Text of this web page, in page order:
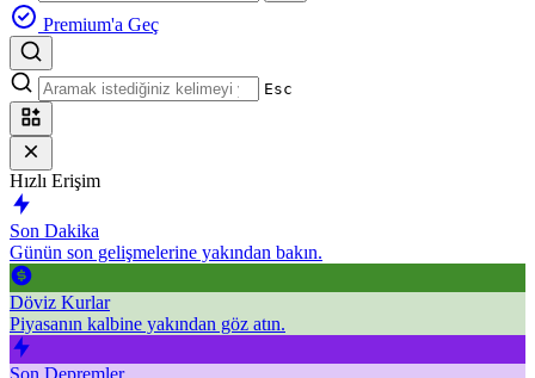
Premium'a Geç
Esc
Hızlı Erişim
Son Dakika
Günün son gelişmelerine yakından bakın.
Döviz Kurlar
Piyasanın kalbine yakından göz atın.
Son Depremler